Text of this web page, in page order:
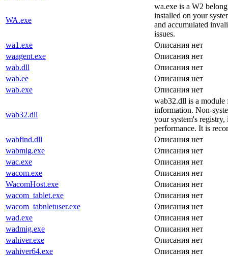
WA.exe
wa.exe is a W2
installed on your
and accumulated
issues.
wa1.exe
Описания нет
waagent.exe
Описания нет
wab.dll
Описания нет
wab.ee
Описания нет
wab.exe
Описания нет
wab32.dll
wab32.dll is a module
information. Non-
your system's
performance. It is
wabfind.dll
Описания нет
wabmig.exe
Описания нет
wac.exe
Описания нет
wacom.exe
Описания нет
WacomHost.exe
Описания нет
wacom_tablet.exe
Описания нет
wacom_tabnletuser.exe
Описания нет
wad.exe
Описания нет
wadmig.exe
Описания нет
wahiver.exe
Описания нет
wahiver64.exe
Описания нет